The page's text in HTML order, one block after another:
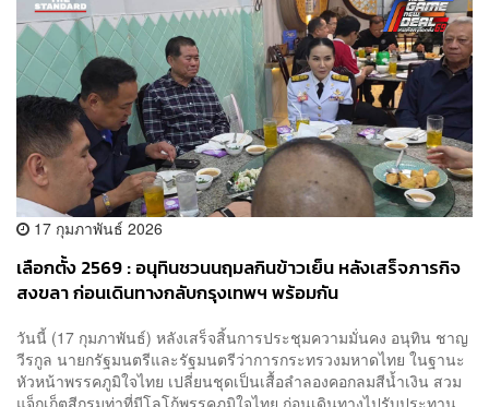
17 กุมภาพันธ์ 2026
เลือกตั้ง 2569 : อนุทินชวนนฤมลกินข้าวเย็น หลังเสร็จภารกิจ
สงขลา ก่อนเดินทางกลับกรุงเทพฯ พร้อมกัน
วันนี้ (17 กุมภาพันธ์) หลังเสร็จสิ้นการประชุมความมั่นคง อนุทิน ชาญ
วีรกูล นายกรัฐมนตรีและรัฐมนตรีว่าการกระทรวงมหาดไทย ในฐานะ
หัวหน้าพรรคภูมิใจไทย เปลี่ยนชุดเป็นเสื้อลำลองคอกลมสีน้ำเงิน สวม